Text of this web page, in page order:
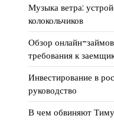
Музыка ветра:
колокольчиков
Обзор онлайн-
требования к
Инвестирование в
руководство
В чем обвиняют